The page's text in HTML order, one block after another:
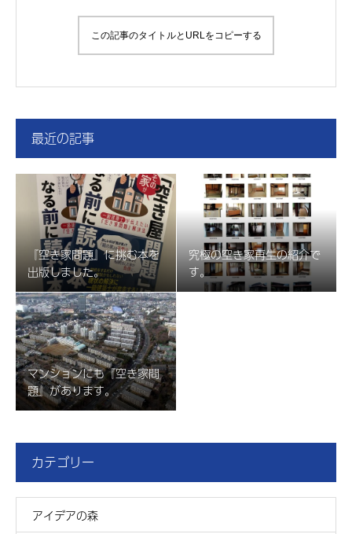
この記事のタイトルとURLをコピーする
最近の記事
『空き家問題』に挑む本を
出版しました。
究極の空き家再生の紹介で
す。
マンションにも『空き家問
題』があります。
カテゴリー
アイデアの森